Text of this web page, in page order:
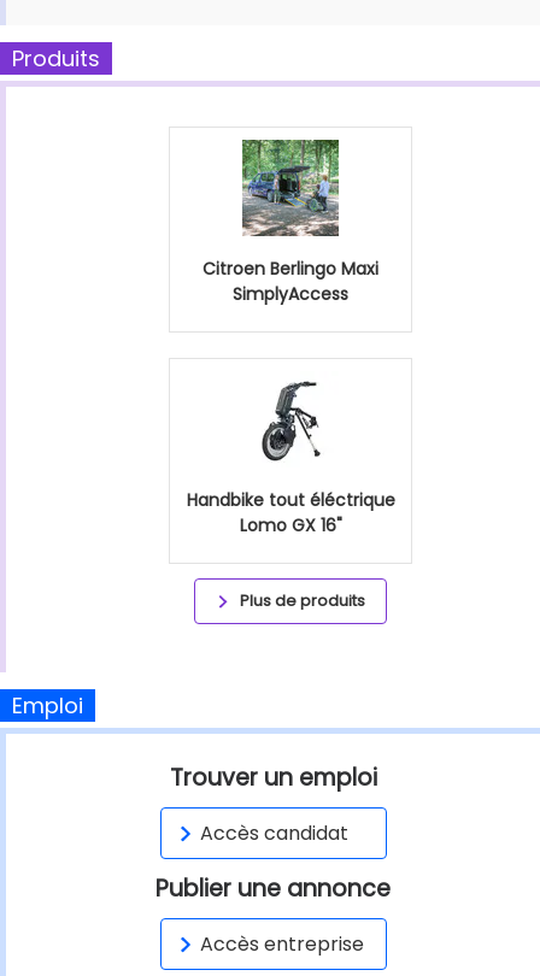
Produits
Citroen Berlingo Maxi
SimplyAccess
Handbike tout éléctrique
Lomo GX 16"
Plus de produits
Emploi
Trouver un emploi
Accès candidat
Publier une annonce
Accès entreprise